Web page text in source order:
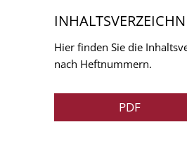
Hier finden Sie die
nach Heftnummern.
PDF